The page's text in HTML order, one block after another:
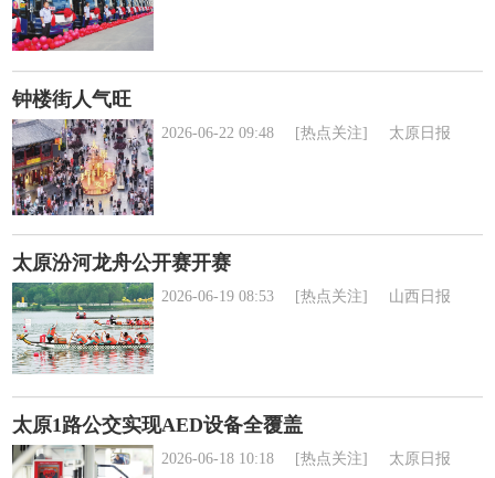
钟楼街人气旺
2026-06-22 09:48 [热点关注] 太原日报
太原汾河龙舟公开赛开赛
2026-06-19 08:53 [热点关注] 山西日报
太原1路公交实现AED设备全覆盖
2026-06-18 10:18 [热点关注] 太原日报